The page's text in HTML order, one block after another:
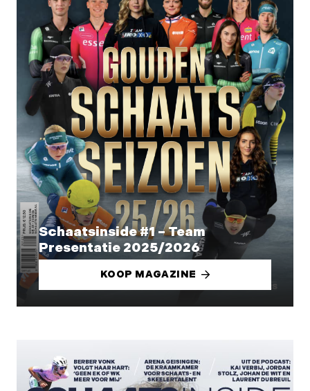
Schaatsinside #1 – Team
Presentatie 2025/2026
KOOP MAGAZINE